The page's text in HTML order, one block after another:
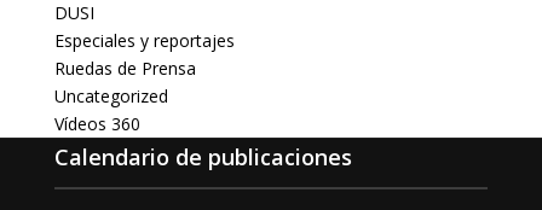
DUSI
Especiales y reportajes
Ruedas de Prensa
Uncategorized
Vídeos 360
Calendario de publicaciones